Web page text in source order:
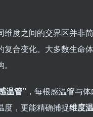
度之间的交界区并非
合变化。大多数生命
温管” ，每根感温管与
度，更能精确捕捉维度